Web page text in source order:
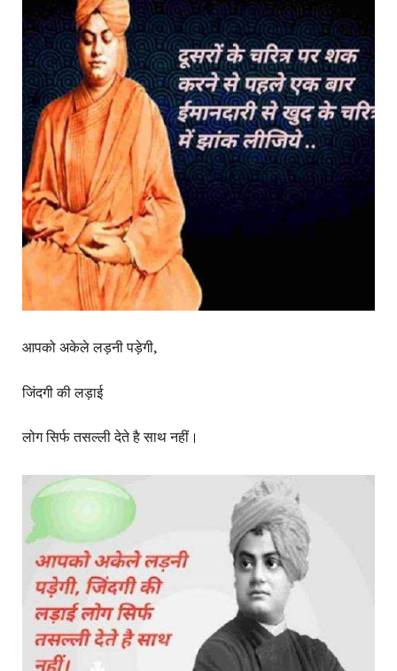
आपको अकेले लड़नी पड़ेगी,
जिंदगी की लड़ाई
लोग सिर्फ तसल्ली देते है साथ नहीं।